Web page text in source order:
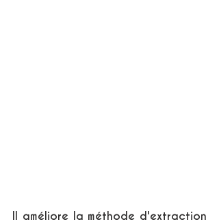
Il améliore la méthode d'extraction